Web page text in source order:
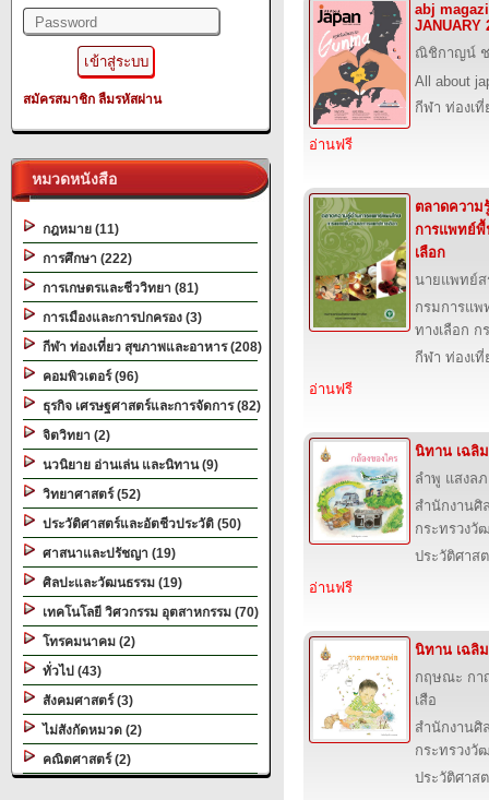
สมัครสมาชิก ลืมรหัสผ่าน
หมวดหนังสือ
กฎหมาย (11)
การศึกษา (222)
การเกษตรและชีววิทยา (81)
การเมืองและการปกครอง (3)
กีฬา ท่องเที่ยว สุขภาพและอาหาร (208)
คอมพิวเตอร์ (96)
ธุรกิจ เศรษฐศาสตร์และการจัดการ (82)
จิตวิทยา (2)
นวนิยาย อ่านเล่น และนิทาน (9)
วิทยาศาสตร์ (52)
ประวัติศาสตร์และอัตชีวประวัติ (50)
ศาสนาและปรัชญา (19)
ศิลปะและวัฒนธรรม (19)
เทคโนโลยี วิศวกรรม อุตสาหกรรม (70)
โทรคมนาคม (2)
ทั่วไป (43)
สังคมศาสตร์ (3)
ไม่สังกัดหมวด (2)
คณิตศาสตร์ (2)
abj
JANUARY
ณิชิกาญน์ ช
All about
กีฬา ท่องเ
อ่านฟรี
ตลาดความ
การแพทย์พื้
เลือก
นายแพทย์ส
กรมการแ
ทางเลือก
กีฬา ท่องเ
อ่านฟรี
นิทาน เฉลิ
ลำพู แสงลภ
สำนักงาน
กระทรวงวั
ประวัติศาส
อ่านฟรี
นิทาน เฉลิ
กฤษณะ กา
เสือ
สำนักงาน
กระทรวงวั
ประวัติศาส